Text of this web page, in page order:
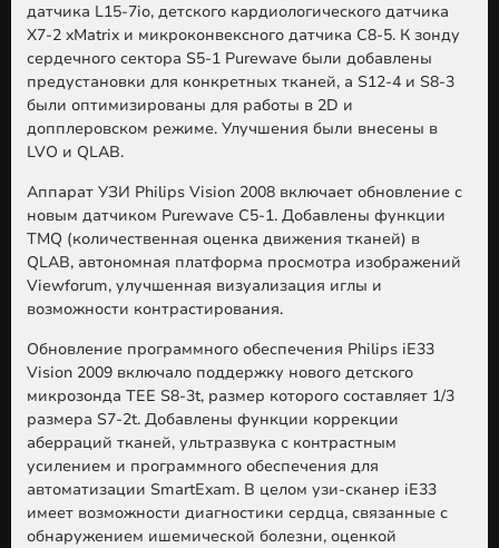
датчика L15-7io, детского кардиологического датчика
X7-2 xMatrix и микроконвексного датчика C8-5. К зонду
сердечного сектора S5-1 Purewave были добавлены
предустановки для конкретных тканей, а S12-4 и S8-3
были оптимизированы для работы в 2D и
допплеровском режиме. Улучшения были внесены в
LVO и QLAB.
Аппарат УЗИ Philips Vision 2008 включает обновление с
новым датчиком Purewave C5-1. Добавлены функции
TMQ (количественная оценка движения тканей) в
QLAB, автономная платформа просмотра изображений
Viewforum, улучшенная визуализация иглы и
возможности контрастирования.
Обновление программного обеспечения Philips iE33
Vision 2009 включало поддержку нового детского
микрозонда TEE S8-3t, размер которого составляет 1/3
размера S7-2t. Добавлены функции коррекции
аберраций тканей, ультразвука с контрастным
усилением и программного обеспечения для
автоматизации SmartExam. В целом узи-сканер iE33
имеет возможности диагностики сердца, связанные с
обнаружением ишемической болезни, оценкой